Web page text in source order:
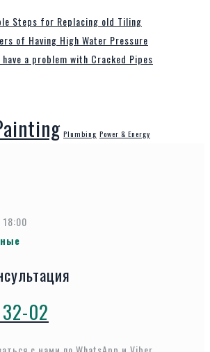
Steps for Replacing old Tiling
of Having High Water Pressure
have a problem with Cracked Pipes
Plumbing Power & Energy
02